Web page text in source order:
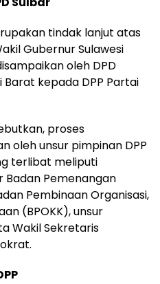
tindak lanjut atas
Gubernur Sulawesi
oleh DPD
kepada DPP Partai
proses
oleh unsur pimpinan DPP
terlibat meliputi
Badan Pemenangan
Pembinaan Organisasi,
(BPOKK), unsur
Wakil Sekretaris